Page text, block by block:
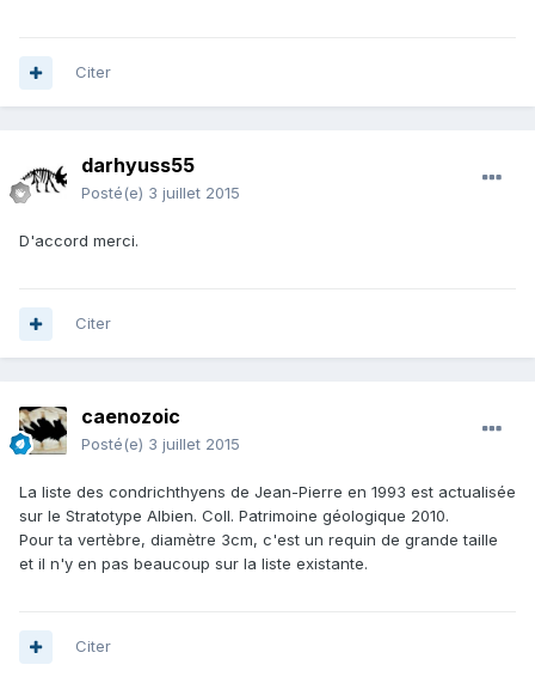
Citer
darhyuss55
Posté(e) 3 juillet 2015
D'accord merci.
Citer
caenozoic
Posté(e) 3 juillet 2015
La liste des condrichthyens de Jean-Pierre en 1993 est actualisée
sur le Stratotype Albien. Coll. Patrimoine géologique 2010.
Pour ta vertèbre, diamètre 3cm, c'est un requin de grande taille
et il n'y en pas beaucoup sur la liste existante.
Citer